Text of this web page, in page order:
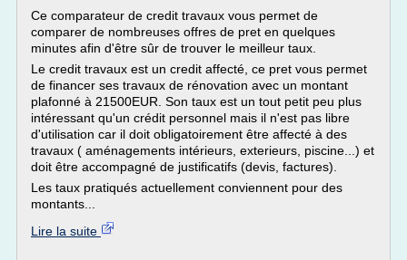
Ce comparateur de credit travaux vous permet de
comparer de nombreuses offres de pret en quelques
minutes afin d'être sûr de trouver le meilleur taux.
Le credit travaux est un credit affecté, ce pret vous permet
de financer ses travaux de rénovation avec un montant
plafonné à 21500EUR. Son taux est un tout petit peu plus
intéressant qu'un crédit personnel mais il n'est pas libre
d'utilisation car il doit obligatoirement être affecté à des
travaux ( aménagements intérieurs, exterieurs, piscine...) et
doit être accompagné de justificatifs (devis, factures).
Les taux pratiqués actuellement conviennent pour des
montants...
Lire la suite